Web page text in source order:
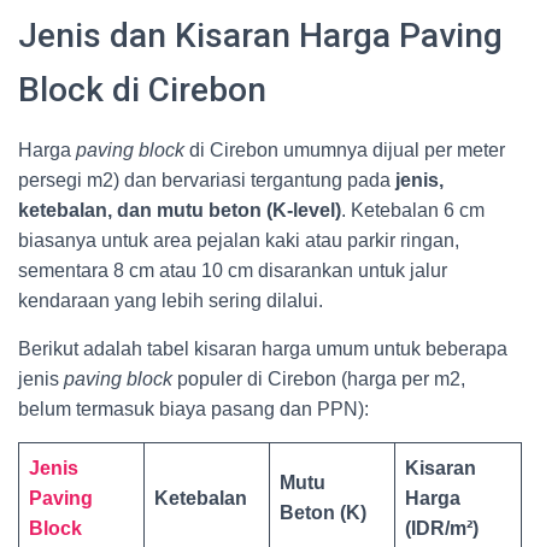
Jenis dan Kisaran Harga Paving
Block di Cirebon
Harga paving blockdi Cirebon umumnya dijual per meter
persegi m2) dan bervariasi tergantung pada jenis,
ketebalan, dan mutu beton (K-level). Ketebalan 6 cm
biasanya untuk area pejalan kaki atau parkir ringan,
sementara 8 cm atau 10 cm disarankan untuk jalur
kendaraan yang lebih sering dilalui.
Berikut adalah tabel kisaran harga umum untuk beberapa
jenis paving blockpopuler di Cirebon (harga per m2,
belum termasuk biaya pasang dan PPN):
Jenis
Paving
Block
Ketebalan
Mutu
Beton (K)
Kisaran
Harga
(IDR/m²)